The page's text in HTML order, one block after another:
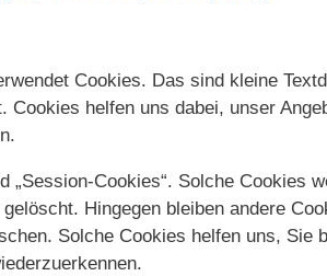
Cookies. Das sind kleine
Cookies helfen uns dabei, unser
„Session-Cookies“. Solche Cookies
Hingegen bleiben andere
Solche Cookies helfen uns, Sie